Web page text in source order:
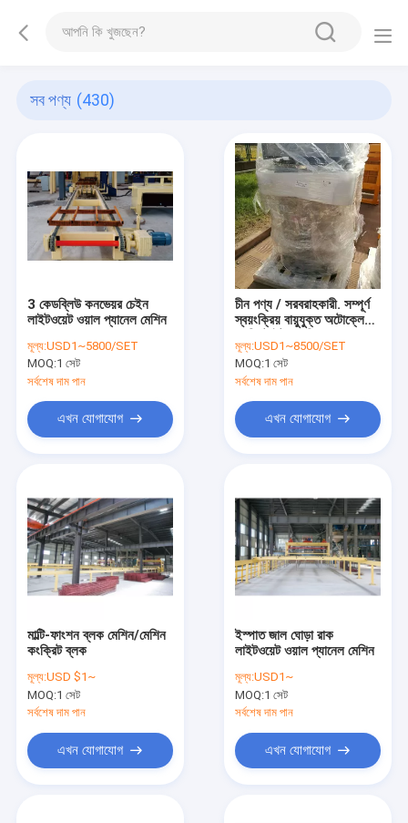
সব পণ্য (430)
3 কেডব্লিউ কনভেয়র চেইন
লাইটওয়েট ওয়াল প্যানেল মেশিন
মূল্য:USD1~5800/SET
MOQ:1 সেট
সর্বশেষ দাম পান
এখন যোগাযোগ
চীন পণ্য / সরবরাহকারী. সম্পূর্ণ
স্বয়ংক্রিয় বায়ুযুক্ত অটোক্লেভড
প্ল্যান্ট-ডাস্ট কালেক্টর
মূল্য:USD1~8500/SET
MOQ:1 সেট
সর্বশেষ দাম পান
এখন যোগাযোগ
মাল্টি-ফাংশন ব্লক মেশিন/মেশিন
কংক্রিট ব্লক
মূল্য:USD $1~
MOQ:1 সেট
সর্বশেষ দাম পান
এখন যোগাযোগ
ইস্পাত জাল ঘোড়া রাক
লাইটওয়েট ওয়াল প্যানেল মেশিন
মূল্য:USD1~
MOQ:1 সেট
সর্বশেষ দাম পান
এখন যোগাযোগ